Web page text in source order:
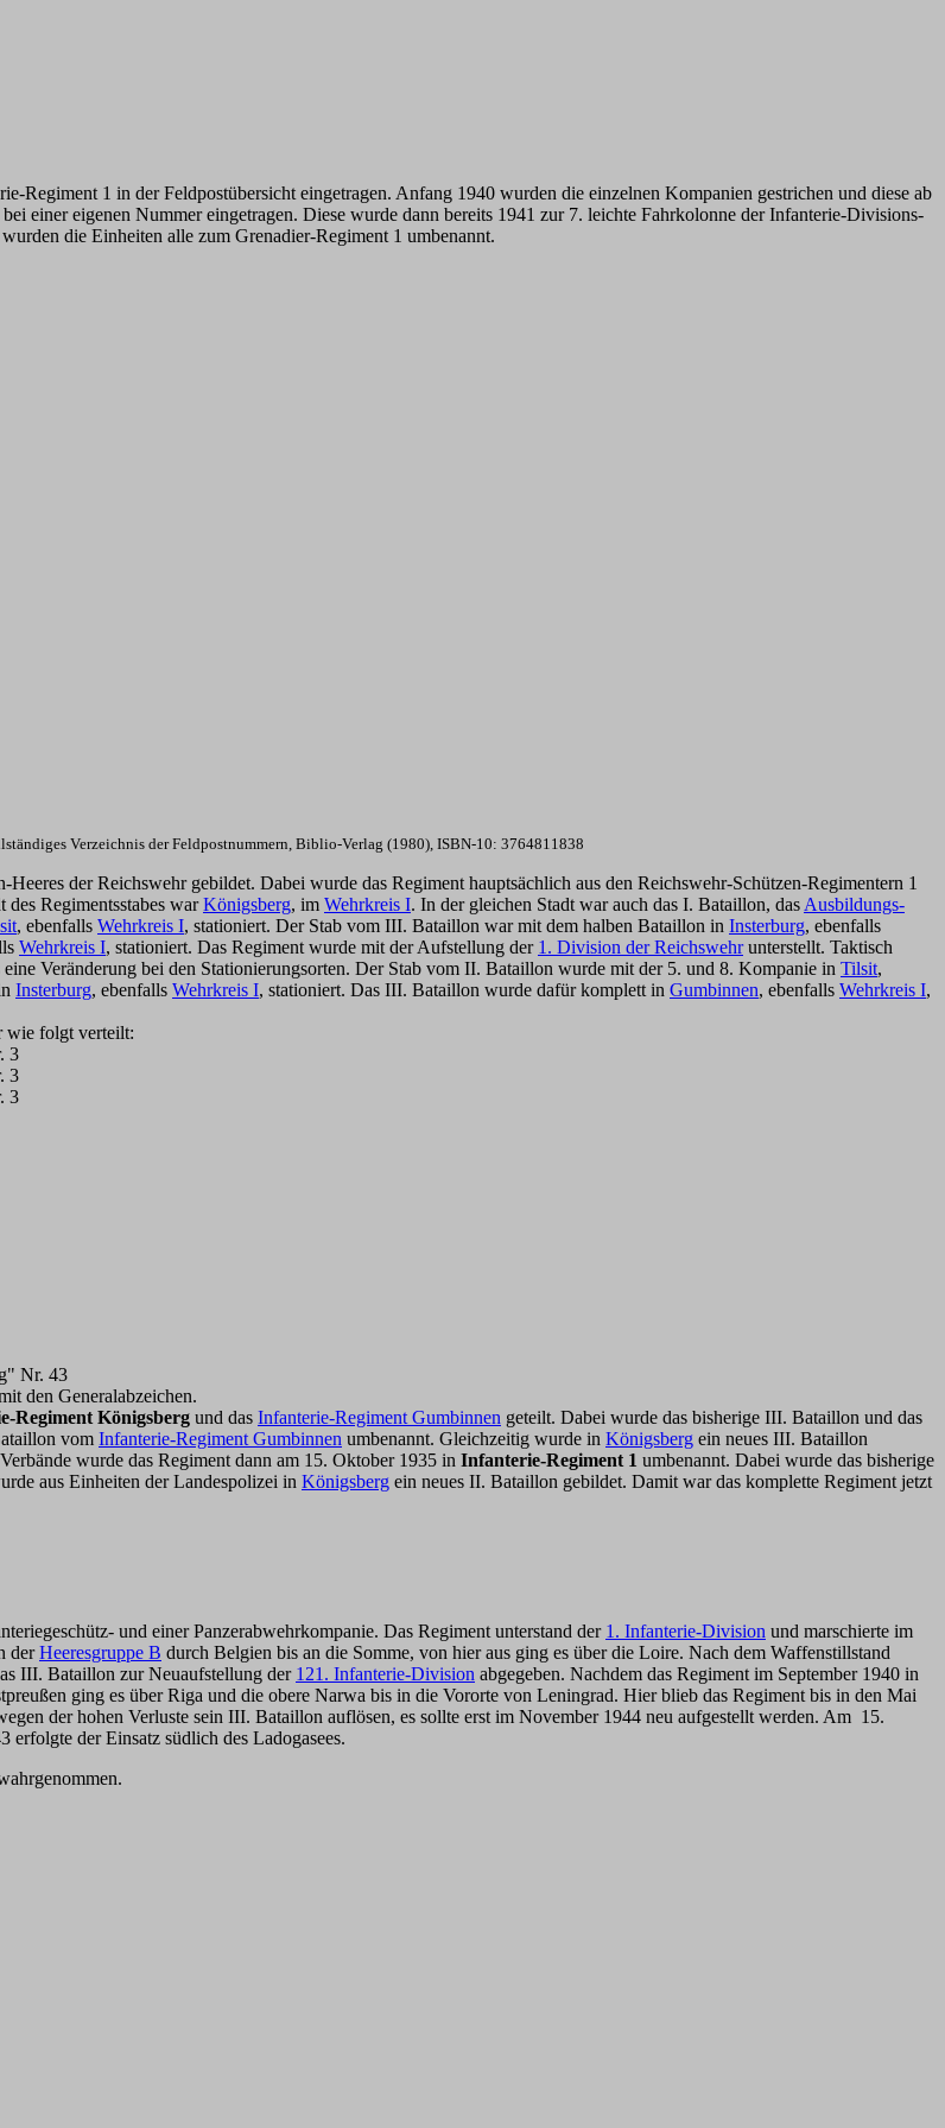
Regiment 1 in der Feldpostübersicht eingetragen. Anfang 1940 wurden die einzelnen Kompanien gestrichen und diese ab
einer eigenen Nummer eingetragen. Diese wurde dann bereits 1941 zur 7. leichte Fahrkolonne der Infanterie-Divisions-
die Einheiten alle zum Grenadier-Regiment 1 umbenannt.
Verzeichnis der Feldpostnummern, Biblio-Verlag (1980), ISBN-10: 3764811838
der Reichswehr gebildet. Dabei wurde das Regiment hauptsächlich aus den Reichswehr-Schützen-Regimentern 1
Regimentsstabes warKönigsberg, im Wehrkreis I. In der gleichen Stadt war auch das I. Bataillon, das Ausbildungs-
, ebenfalls Wehrkreis I, stationiert. Der Stab vom III. Bataillon war mit dem halben Bataillon in Insterburg, ebenfalls
Wehrkreis I, stationiert. Das Regiment wurde mit der Aufstellung der 1. Division der Reichswehrunterstellt. Taktisch
Veränderung bei den Stationierungsorten. Der Stab vom II. Bataillon wurde mit der 5. und 8. Kompanie in Tilsit,
Insterburg, ebenfalls Wehrkreis I, stationiert. Das III. Bataillon wurde dafür komplett in Gumbinnen, ebenfalls Wehrkreis I,
wie folgt verteilt:
3
3
3
Nr. 43
den Generalabzeichen.
Regiment Königsberg und das Infanterie-Regiment Gumbinnen geteilt. Dabei wurde das bisherige III. Bataillon und das
vom Infanterie-Regiment Gumbinnen umbenannt. Gleichzeitig wurde in Königsberg ein neues III. Bataillon
wurde das Regiment dann am 15. Oktober 1935 in Infanterie-Regiment 1 umbenannt. Dabei wurde das bisherige
aus Einheiten der Landespolizei in Königsberg ein neues II. Bataillon gebildet. Damit war das komplette Regiment jetzt
und einer Panzerabwehrkompanie. Das Regiment unterstand der 1. Infanterie-Division und marschierte im
derHeeresgruppe B durch Belgien bis an die Somme, von hier aus ging es über die Loire. Nach dem Waffenstillstand
III. Bataillon zur Neuaufstellung der 121. Infanterie-Division abgegeben. Nachdem das Regiment im September 1940 in
ging es über Riga und die obere Narwa bis in die Vororte von Leningrad. Hier blieb das Regiment bis in den Mai
der hohen Verluste sein III. Bataillon auflösen, es sollte erst im November 1944 neu aufgestellt werden. Am 15.
erfolgte der Einsatz südlich des Ladogasees.